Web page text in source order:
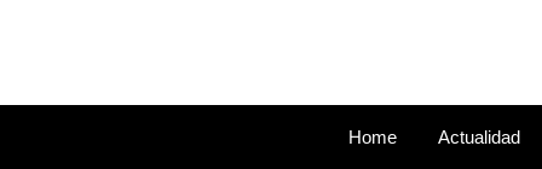
CATER
Home Actualidad